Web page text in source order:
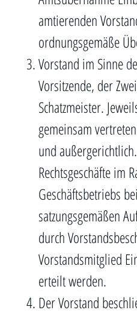
amtierenden
ordnungsgemäße
Vorstand im Sinne
Vorsitzende, der
Schatzmeister.
gemeinsam
und
Rechtsgeschäfte im
Geschäftsbetriebs
satzungsgemäßen
durch
Vorstandsmitglied
erteilt werden.
Der Vorstand